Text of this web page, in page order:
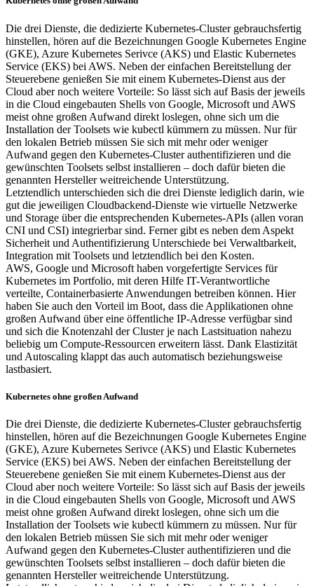
Die drei Dienste, die dedizierte Kubernetes-Cluster gebrauchsfertig
hinstellen, hören auf die Bezeichnungen Google Kubernetes Engine
(GKE), Azure Kubernetes Serivce (AKS) und Elastic Kubernetes
Service (EKS) bei AWS. Neben der einfachen Bereitstellung der
Steuerebene genießen Sie mit einem Kubernetes-Dienst aus der
Cloud aber noch weitere Vorteile: So lässt sich auf Basis der jeweils
in die Cloud eingebauten Shells von Google, Microsoft und AWS
meist ohne großen Aufwand direkt loslegen, ohne sich um die
Installation der Toolsets wie kubectl kümmern zu müssen. Nur für
den lokalen Betrieb müssen Sie sich mit mehr oder weniger
Aufwand gegen den Kubernetes-Cluster authentifizieren und die
gewünschten Toolsets selbst installieren – doch dafür bieten die
genannten Hersteller weitreichende Unterstützung.
Letztendlich unterschieden sich die drei Dienste lediglich darin, wie
gut die jeweiligen Cloudbackend-Dienste wie virtuelle Netzwerke
und Storage über die entsprechenden Kubernetes-APIs (allen voran
CNI und CSI) integrierbar sind. Ferner gibt es neben dem Aspekt
Sicherheit und Authentifizierung Unterschiede bei Verwaltbarkeit,
Integration mit Toolsets und letztendlich bei den Kosten.
AWS, Google und Microsoft haben vorgefertigte Services für
Kubernetes im Portfolio, mit deren Hilfe IT-Verantwortliche
verteilte, Container­basierte Anwendungen betreiben können. Hier
haben Sie auch den Vorteil im Boot, dass die Applikationen ohne
großen Aufwand über eine öffentliche IP-Adresse verfügbar sind
und sich die Knotenzahl der Cluster je nach Lastsituation nahezu
beliebig um Compute-Ressourcen erweitern lässt. Dank Elastizität
und Autoscaling klappt das auch automatisch beziehungsweise
lastbasiert.
Kubernetes ohne großen Aufwand
Die drei Dienste, die dedizierte Kubernetes-Cluster gebrauchsfertig
hinstellen, hören auf die Bezeichnungen Google Kubernetes Engine
(GKE), Azure Kubernetes Serivce (AKS) und Elastic Kubernetes
Service (EKS) bei AWS. Neben der einfachen Bereitstellung der
Steuerebene genießen Sie mit einem Kubernetes-Dienst aus der
Cloud aber noch weitere Vorteile: So lässt sich auf Basis der jeweils
in die Cloud eingebauten Shells von Google, Microsoft und AWS
meist ohne großen Aufwand direkt loslegen, ohne sich um die
Installation der Toolsets wie kubectl kümmern zu müssen. Nur für
den lokalen Betrieb müssen Sie sich mit mehr oder weniger
Aufwand gegen den Kubernetes-Cluster authentifizieren und die
gewünschten Toolsets selbst installieren – doch dafür bieten die
genannten Hersteller weitreichende Unterstützung.